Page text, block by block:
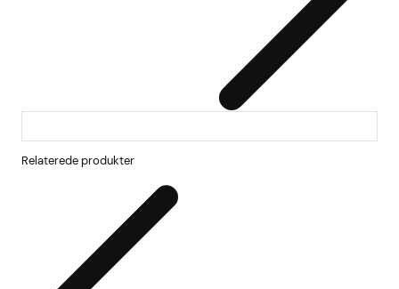
Relaterede produkter